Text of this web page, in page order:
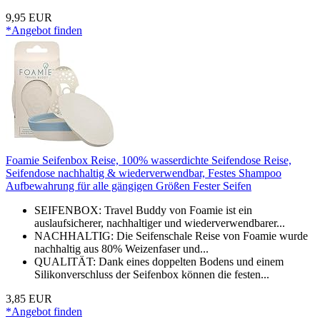
9,95 EUR
*Angebot finden
Foamie Seifenbox Reise, 100% wasserdichte Seifendose Reise,
Seifendose nachhaltig & wiederverwendbar, Festes Shampoo
Aufbewahrung für alle gängigen Größen Fester Seifen
SEIFENBOX: Travel Buddy von Foamie ist ein
auslaufsicherer, nachhaltiger und wiederverwendbarer...
NACHHALTIG: Die Seifenschale Reise von Foamie wurde
nachhaltig aus 80% Weizenfaser und...
QUALITÄT: Dank eines doppelten Bodens und einem
Silikonverschluss der Seifenbox können die festen...
3,85 EUR
*Angebot finden